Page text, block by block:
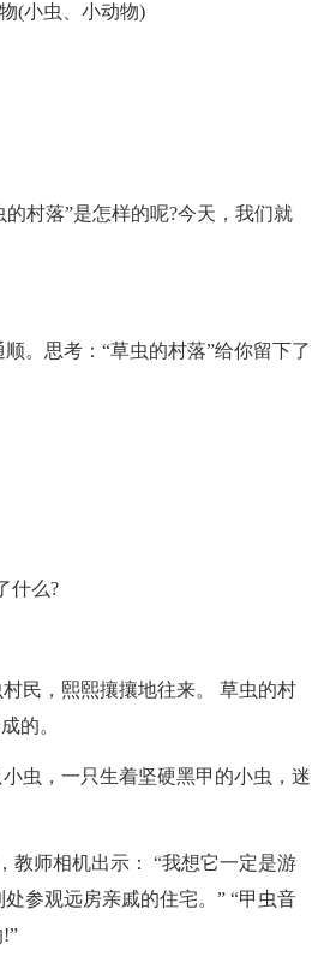
(小虫、小动物)
村落”是怎样的呢?今天，我们就
。思考：“草虫的村落”给你留下了
什么?
民，熙熙攘攘地往来。 草虫的村
的。
虫，一只生着坚硬黑甲的小虫，迷
教师相机出示： “我想它一定是游
参观远房亲戚的住宅。” “甲虫音